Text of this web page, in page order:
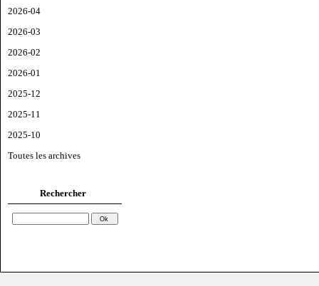
2026-04
2026-03
2026-02
2026-01
2025-12
2025-11
2025-10
Toutes les archives
Rechercher